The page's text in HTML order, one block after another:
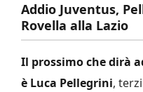
Addio Juventus,
Rovella alla Lazio
Il prossimo che dirà
è Luca Pellegrini,